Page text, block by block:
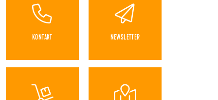
KONTAKT NEWSLETTER